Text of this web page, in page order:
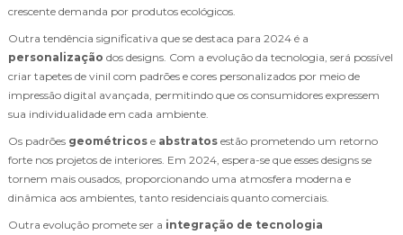
crescente demanda por produtos ecológicos.
Outra tendência significativa que se destaca para 2024 é a
personalização dos designs. Com a evolução da tecnologia, será possível
criar tapetes de vinil com padrões e cores personalizados por meio de
impressão digital avançada, permitindo que os consumidores expressem
sua individualidade em cada ambiente.
Os padrões geométricos e abstratos estão prometendo um retorno
forte nos projetos de interiores. Em 2024, espera-se que esses designs se
tornem mais ousados, proporcionando uma atmosfera moderna e
dinâmica aos ambientes, tanto residenciais quanto comerciais.
Outra evolução promete ser a integração de tecnologia